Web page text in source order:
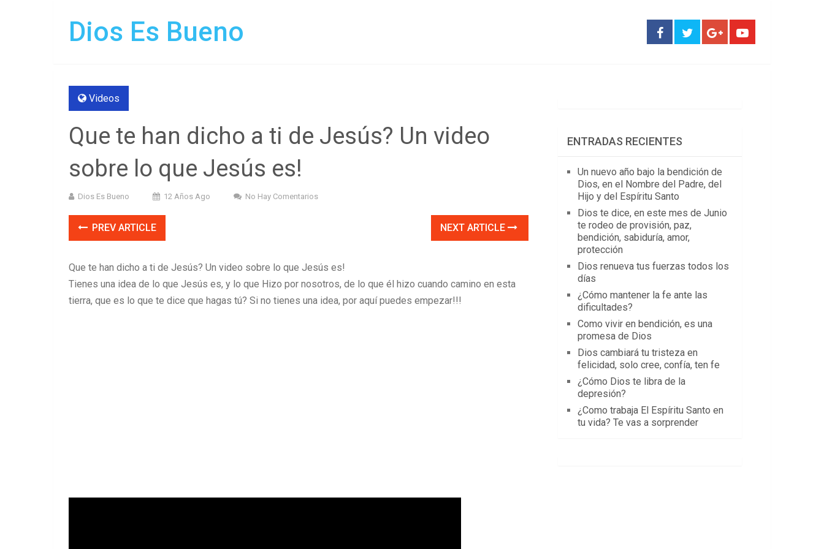
Dios Es Bueno
Videos
Que te han dicho a ti de Jesús? Un video
sobre lo que Jesús es!
Dios Es Bueno 12 Años Ago No Hay Comentarios
PREV ARTICLE NEXT ARTICLE
Que te han dicho a ti de Jesús? Un video sobre lo que Jesús es!
Tienes una idea de lo que Jesús es, y lo que Hizo por nosotros, de lo que él hizo cuando camino en esta
tierra, que es lo que te dice que hagas tú? Si no tienes una idea, por aquí puedes empezar!!!
ENTRADAS RECIENTES
Un nuevo año bajo la bendición de
Dios, en el Nombre del Padre, del
Hijo y del Espíritu Santo
Dios te dice, en este mes de Junio
te rodeo de provisión, paz,
bendición, sabiduría, amor,
protección
Dios renueva tus fuerzas todos los
días
¿Cómo mantener la fe ante las
dificultades?
Como vivir en bendición, es una
promesa de Dios
Dios cambiará tu tristeza en
felicidad, solo cree, confía, ten fe
¿Cómo Dios te libra de la
depresión?
¿Como trabaja El Espíritu Santo en
tu vida? Te vas a sorprender